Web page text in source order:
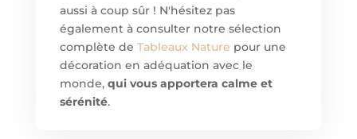
aussi à coup sûr ! N'hésitez pas
également à consulter notre sélection
complète de Tableaux Nature pour une
décoration en adéquation avec le
monde, qui vous apportera calme et
sérénité.